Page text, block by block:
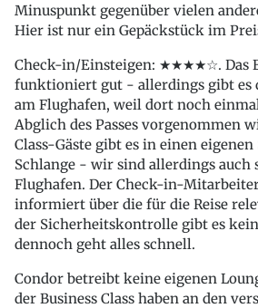
Minuspunkt gegenüber vielen
Hier ist nur ein Gepäckstück im
Check-in/Einsteigen: ★★★★☆. Das
funktioniert gut - allerdings gibt es
am Flughafen, weil dort noch
Abglich des Passes vorgenommen
Class-Gäste gibt es in einen
Schlange - wir sind allerdings auch
Flughafen. Der Check-in-
informiert über die für die Reise
der Sicherheitskontrolle gibt es
dennoch geht alles schnell.
Condor betreibt keine eigenen
der Business Class haben an den